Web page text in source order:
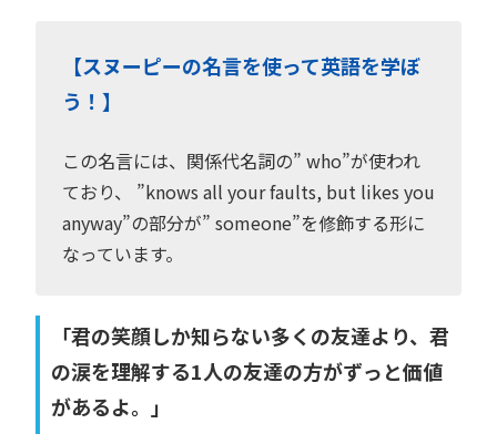
【スヌーピーの名言を使って英語を学ぼ
う！】
この名言には、関係代名詞の” who”が使われ
ており、 ”knows all your faults, but likes you
anyway”の部分が” someone”を修飾する形に
なっています。
「君の笑顔しか知らない多くの友達より、君
の涙を理解する1人の友達の方がずっと価値
があるよ。」